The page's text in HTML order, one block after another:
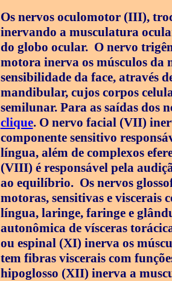
Os nervos oculomotor (III),
inervando a musculatura
do globo ocular. O nervo
motora inerva os músculos da
sensibilidade da face, através
mandibular, cujos corpos
semilunar. Para as saídas dos
clique. O nervo facial (VII)
componente sensitivo
língua, além de complexos
(VIII) é responsável pela
ao equilíbrio. Os nervos
motoras, sensitivas e viscerais
língua, laringe, faringe e
autonômica de vísceras
ou espinal (XI) inerva os
tem fibras viscerais com
hipoglosso (XII) inerva a